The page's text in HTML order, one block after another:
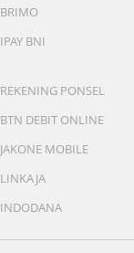
BRIMO
IPAY BNI
REKENING PONSEL
BTN DEBIT ONLINE
JAKONE MOBILE
LINKAJA
INDODANA